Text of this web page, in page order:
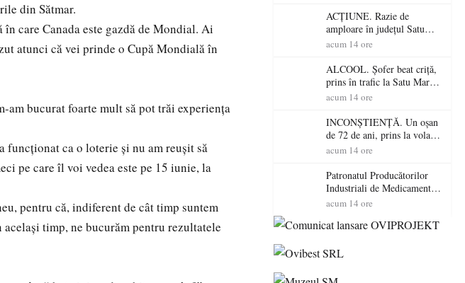
din Sătmar.
care Canada este gazdă de Mondial. Ai
atunci că vei prinde o Cupă Mondială în
bucurat foarte mult să pot trăi experiența
ca o loterie și nu am reușit să
pe care îl voi vedea este pe 15 iunie, la
pentru că, indiferent de cât timp suntem
timp, ne bucurăm pentru rezultatele
RTP?
ACȚIUNE. Razie de
amploare în județul Satu
Mare! Polițiștii au dat sute
șoferi fără permis într-o
singură zi
acum 14 ore
ALCOOL. Șofer beat criță,
prins în trafic la Satu Mare!
Alcoolemie uriașă
acum 14 ore
INCONȘTIENȚĂ. Un oșan
de 72 de ani, prins la volan
fără permis! Polițiștii l-au
acum 14 ore
Patronatul Producătorilor
Industriali de Medicamente
din România (PRIMER):
energie electrică a fabricilor
pericol accesul pacienților la
acum 14 ore